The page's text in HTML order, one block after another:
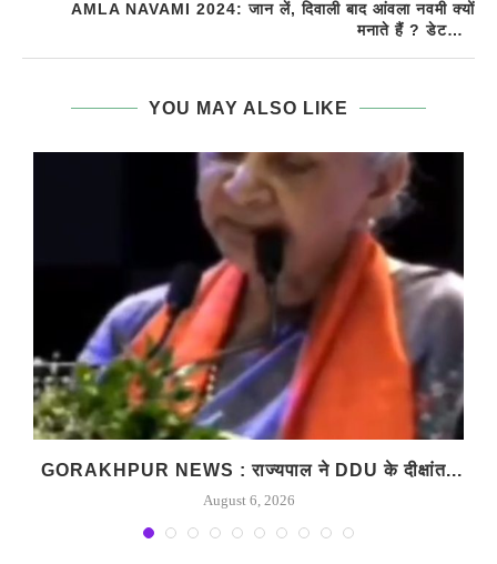
AMLA NAVAMI 2024: जान लें, दिवाली बाद आंवला नवमी क्यों
मनाते हैं ? डेट…
YOU MAY ALSO LIKE
GORAKHPUR NEWS : राज्यपाल ने DDU के दीक्षांत...
August 6, 2026